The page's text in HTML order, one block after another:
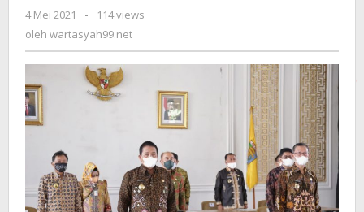
Daerah
Tahun
2021.
4 Mei 2021
oleh
wartasyah99.net
-
114 views
oleh wartasyah99.net